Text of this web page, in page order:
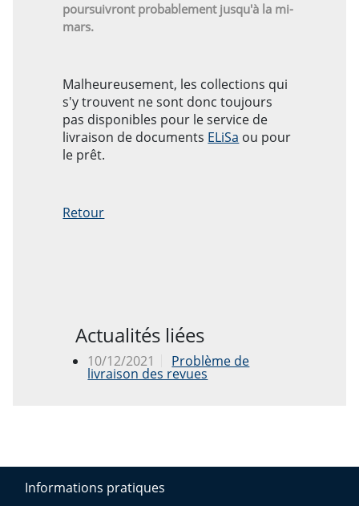
poursuivront probablement jusqu'à la mi-
mars.
Malheureusement, les collections qui
s'y trouvent ne sont donc toujours
pas disponibles pour le service de
livraison de documents ELiSa ou pour
le prêt.
Retour
Actualités liées
10/12/2021 Problème de
livraison des revues
Informations pratiques